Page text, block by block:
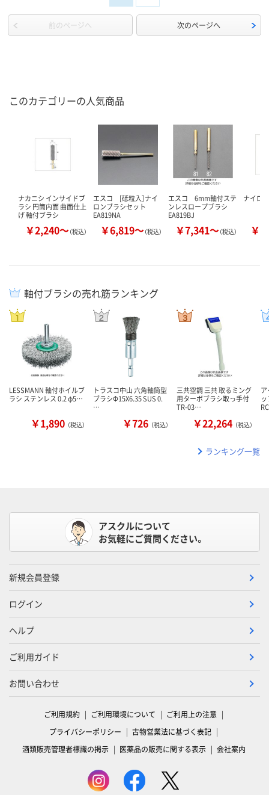
前のページへ 次のページへ
このカテゴリーの人気商品
ナカニシ インサイドブ
ラシ 円筒内面 曲面仕上
げ 軸付ブラシ
￥2,240～（税込）
エスコ [砥粒入］ナイ
ロンブラシセット
EA819NA
￥6,819～（税込）
エスコ 6mm軸付ステ
ンレスロープブラシ
EA819BJ
￥7,341～（税込）
ナイロ
￥
軸付ブラシの売れ筋ランキング
LESSMANN 軸付ホイルブ
ラシ ステンレス 0.2 φ5…
￥1,890 （税込）
トラスコ中山 六角軸筒型
ブラシΦ15X6.35 SUS 0.
…
￥726 （税込）
三共空調 三共 取るミング
用ターボブラシ取っ手付
TR-03…
￥22,264 （税込）
ランキング一覧
アスクルについて
お気軽にご質問ください。
新規会員登録
ログイン
ヘルプ
ご利用ガイド
お問い合わせ
ご利用規約 ご利用環境について
ご利用上の注意
プライバシーポリシー
古物営業法に基づく表記
酒類販売管理者標識の掲示
医薬品の販売に関する表示 会社案内